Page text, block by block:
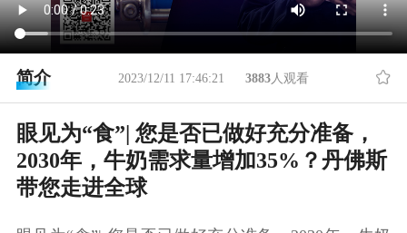
简介 2023/12/11 17:46:21 3883人观看
眼见为“食”| 您是否已做好充分准备，
2030年，牛奶需求量增加35%？丹佛斯
带您走进全球